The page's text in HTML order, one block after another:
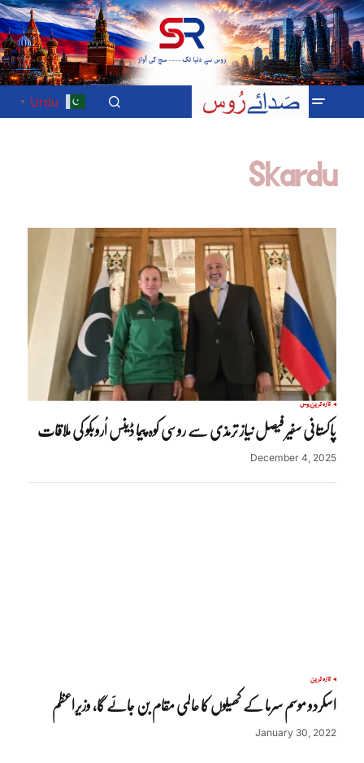
Urdu
▼
Skardu
تازہ ترینروس
پاکستانی سفیر فیصل نیاز ترمذی سے روسی کوہ پیما ڈینس اُروبکو کی ملاقات
December 4, 2025
تازہ ترین
اسکردو موسم سرما کے کھیلوں کا عالمی مقام بن جائے گا، وزیراعظم
January 30, 2022